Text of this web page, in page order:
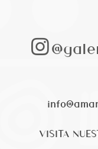
VISITA